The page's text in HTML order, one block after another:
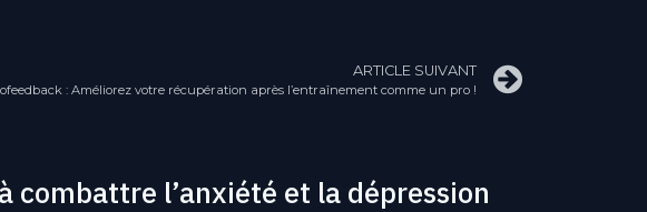
ARTICLE SUIVANT
: Améliorez votre récupération après l’entraînement comme un pro !
combattre l’anxiété et la dépression